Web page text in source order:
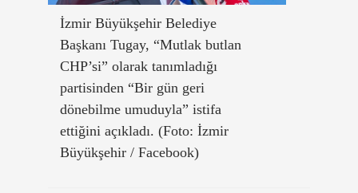
İzmir Büyükşehir Belediye
Başkanı Tugay, “Mutlak butlan
CHP’si” olarak tanımladığı
partisinden “Bir gün geri
dönebilme umuduyla” istifa
ettiğini açıkladı. (Foto: İzmir
Büyükşehir / Facebook)